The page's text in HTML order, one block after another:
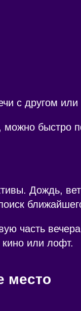
с другом или
быстро
Дождь,
часть
или лофт.
место